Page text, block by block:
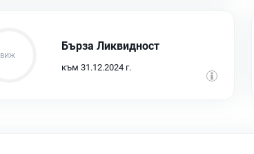
Бърза Ликвидност
към 31.12.2024 г.